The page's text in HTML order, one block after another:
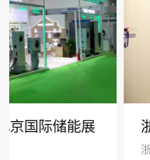
浙江嘉信门业
浙江嘉信门业坐落